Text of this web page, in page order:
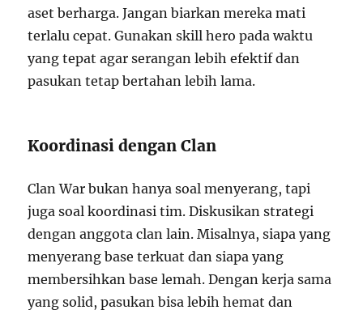
aset berharga. Jangan biarkan mereka mati
terlalu cepat. Gunakan skill hero pada waktu
yang tepat agar serangan lebih efektif dan
pasukan tetap bertahan lebih lama.
Koordinasi dengan Clan
Clan War bukan hanya soal menyerang, tapi
juga soal koordinasi tim. Diskusikan strategi
dengan anggota clan lain. Misalnya, siapa yang
menyerang base terkuat dan siapa yang
membersihkan base lemah. Dengan kerja sama
yang solid, pasukan bisa lebih hemat dan